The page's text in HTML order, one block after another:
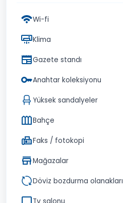
Wi-fi
Klima
Gazete standı
Anahtar koleksiyonu
Yüksek sandalyeler
Bahçe
Faks / fotokopi
Mağazalar
Döviz bozdurma olanakları
Tv salonu